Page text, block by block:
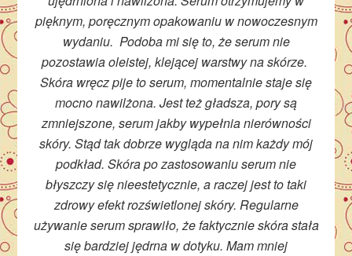
pięknym, poręcznym opakowaniu w nowoczesnym
wydaniu. Podoba mi się to, że serum nie
pozostawia oleistej, klejącej warstwy na skórze.
Skóra wręcz pije to serum, momentalnie staje się
mocno nawilżona. Jest też gładsza, pory są
zmniejszone, serum jakby wypełnia nierówności
skóry. Stąd tak dobrze wygląda na nim każdy mój
podkład. Skóra po zastosowaniu serum nie
błyszczy się nieestetycznie, a raczej jest to taki
zdrowy efekt rozświetlonej skóry. Regularne
używanie serum sprawiło, że faktycznie skóra stała
się bardziej jędrna w dotyku. Mam mniej